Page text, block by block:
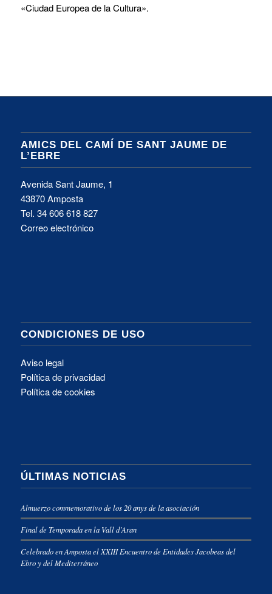
«Ciudad Europea de la Cultura».
AMICS DEL CAMÍ DE SANT JAUME DE
L’EBRE
Avenida Sant Jaume, 1
43870 Amposta
Tel. 34 606 618 827
Correo electrónico
CONDICIONES DE USO
Aviso legal
Política de privacidad
Política de cookies
ÚLTIMAS NOTICIAS
Almuerzo commemorativo de los 20 anys de la asociación
Final de Temporada en la Vall d’Aran
Celebrado en Amposta el XXIII Encuentro de Entidades Jacobeas del
Ebro y del Mediterráneo